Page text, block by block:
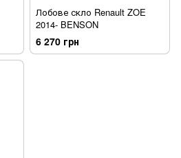
Лобове скло Renault ZOE
2014- BENSON
6 270 грн